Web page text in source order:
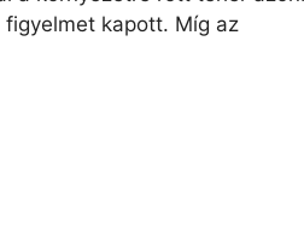
kapott. Míg az